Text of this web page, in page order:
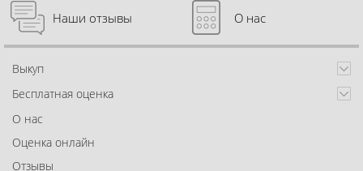
Наши отзывы О нас
Выкуп
Бесплатная оценка
О нас
Оценка онлайн
Отзывы